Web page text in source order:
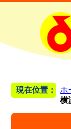
現在位置： ホ
横